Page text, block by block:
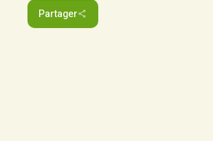
Partager